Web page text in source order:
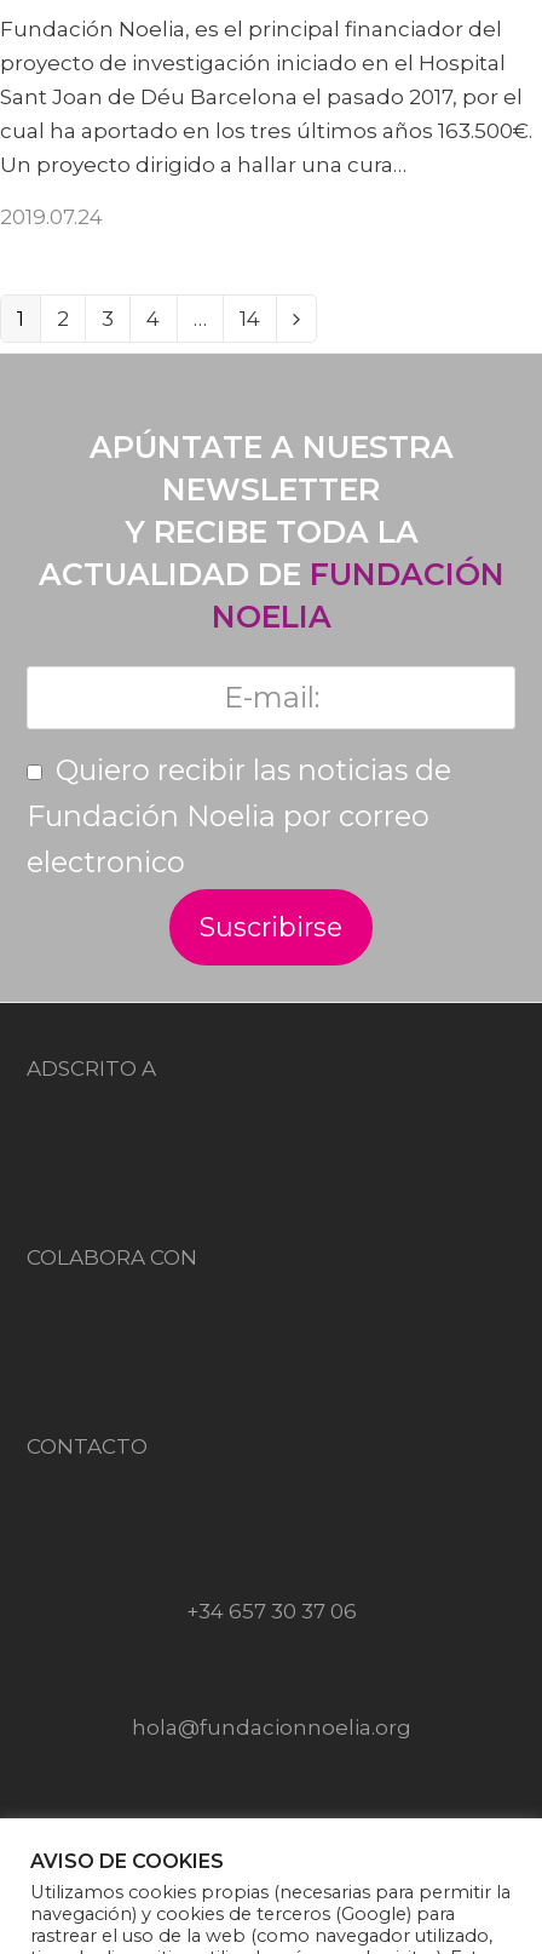
Fundación Noelia, es el principal financiador del
proyecto de investigación iniciado en el Hospital
Sant Joan de Déu Barcelona el pasado 2017, por el
cual ha aportado en los tres últimos años 163.500€.
Un proyecto dirigido a hallar una cura…
2019.07.24
1 2 3 4 … 14
APÚNTATE A NUESTRA
NEWSLETTER
Y RECIBE TODA LA
ACTUALIDAD DE FUNDACIÓN
NOELIA
Quiero recibir las noticias de
Fundación Noelia por correo
electronico
ADSCRITO A
COLABORA CON
CONTACTO
+34 657 30 37 06
hola@fundacionnoelia.org
AVISO DE COOKIES
Utilizamos cookies propias (necesarias para permitir la
navegación) y cookies de terceros (Google) para
rastrear el uso de la web (como navegador utilizado,